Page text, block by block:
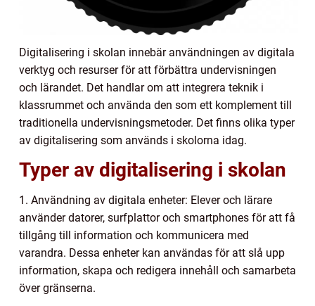
Digitalisering i skolan innebär användningen av digitala
verktyg och resurser för att förbättra undervisningen
och lärandet. Det handlar om att integrera teknik i
klassrummet och använda den som ett komplement till
traditionella undervisningsmetoder. Det finns olika typer
av digitalisering som används i skolorna idag.
Typer av digitalisering i skolan
1. Användning av digitala enheter: Elever och lärare
använder datorer, surfplattor och smartphones för att få
tillgång till information och kommunicera med
varandra. Dessa enheter kan användas för att slå upp
information, skapa och redigera innehåll och samarbeta
över gränserna.